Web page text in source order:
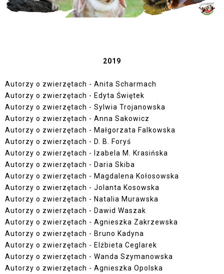
2019
Autorzy o zwierzętach - Anita Scharmach
Autorzy o zwierzętach - Edyta Świętek
Autorzy o zwierzętach - Sylwia Trojanowska
Autorzy o zwierzętach - Anna Sakowicz
Autorzy o zwierzętach - Małgorzata Falkowska
Autorzy o zwierzętach - D. B. Foryś
Autorzy o zwierzętach - Izabela M. Krasińska
Autorzy o zwierzętach - Daria Skiba
Autorzy o zwierzętach - Magdalena Kołosowska
Autorzy o zwierzętach - Jolanta Kosowska
Autorzy o zwierzętach - Natalia Murawska
Autorzy o zwierzętach - Dawid Waszak
Autorzy o zwierzętach - Agnieszka Zakrzewska
Autorzy o zwierzętach - Bruno Kadyna
Autorzy o zwierzętach - Elżbieta Ceglarek
Autorzy o zwierzętach - Wanda Szymanowska
Autorzy o zwierzętach - Agnieszka Opolska